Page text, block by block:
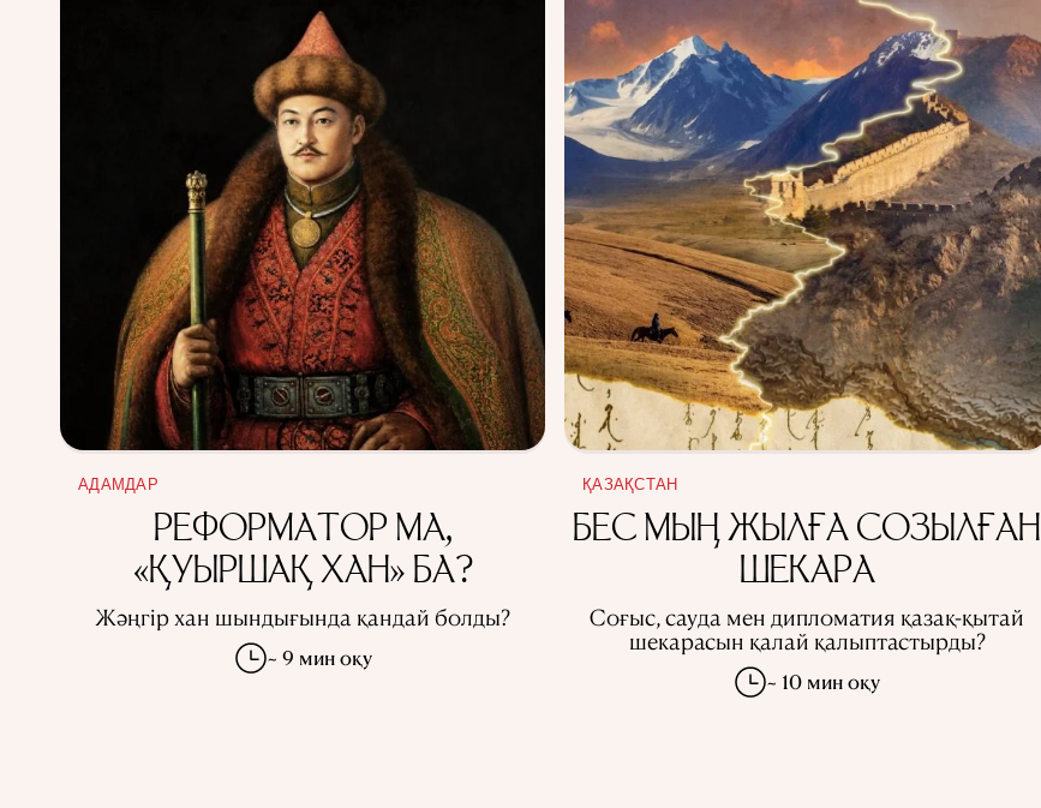
АДАМДАР
РЕФОРМАТОР МА,
«ҚУЫРШАҚ ХАН» БА?
Жәңгір хан шындығында қандай болды?
~ 9 мин оқу
ҚАЗАҚСТАН
БЕС МЫҢ ЖЫЛҒА СОЗЫЛҒАН
ШЕКАРА
Соғыс, сауда мен дипломатия қазақ-қытай
шекарасын қалай қалыптастырды?
~ 10 мин оқу